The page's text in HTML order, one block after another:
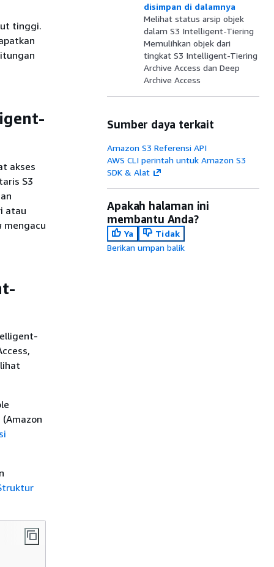
tinggi.
akses
S3
atau
mengacu
disimpan di dalamnya
Melihat status arsip objek
dalam S3 Intelligent-Tiering
Memulihkan objek dari
tingkat S3 Intelligent-Tiering
Archive Access dan Deep
Archive Access
Sumber daya terkait
Amazon S3 Referensi API
AWS CLI perintah untuk Amazon S3
SDK & Alat
Apakah halaman ini
membantu Anda?
Ya
Tidak
Berikan umpan balik